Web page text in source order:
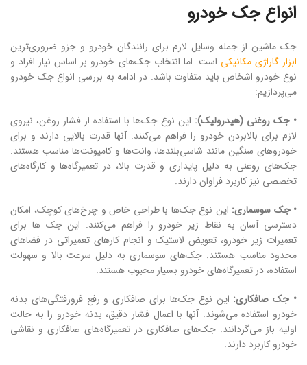
انواع جک خودرو
جک ماشین از جمله وسایل لازم برای رانندگان خودرو و جزو ضروری‌ترین
ابزار گاراژی مکانیکی است. اما انتخاب جک‌های خودرو بر اساس نیاز افراد و
نوع خودرو اشخاص باید متفاوت باشد. در ادامه به بررسی انواع جک‌ خودرو
می‌پردازیم:
• جک روغنی (هیدرولیک): این نوع جک‌ها با استفاده از فشار روغن، نیروی
لازم برای بالابردن خودرو را فراهم می‌کنند. آنها قدرت بالایی دارند و برای
خودروهای سنگین مانند شاسی‌بلندها، وانت‌ها و کامیونت‌ها مناسب هستند.
جک‌های روغنی به دلیل پایداری و قدرت بالا، در تعمیرگاه‌ها و کارگاه‌های
تخصصی نیز کاربرد فراوان دارند.
• جک سوسماری: این نوع جک‌ها با طراحی خاص و چرخ‌های کوچک، امکان
دسترسی آسان به نقاط زیر خودرو را فراهم می‌کنند. این جک ها برای
تعمیرات زیر خودرو، تعویض لاستیک و انجام کارهای تعمیراتی در فضاهای
محدود مناسب هستند. جک‌های سوسماری به دلیل سرعت بالا و سهولت
استفاده، در تعمیرگاه‌های خودرو بسیار محبوب هستند.
• جک صافکاری: این نوع جک‌ها برای صافکاری و رفع فرورفتگی‌های بدنه
خودرو استفاده می‌شوند. آنها با اعمال فشار دقیق، بدنه خودرو را به حالت
اولیه باز می‌گردانند. جک‌های صافکاری در تعمیرگاه‌های صافکاری و نقاشی
خودرو کاربرد دارند.